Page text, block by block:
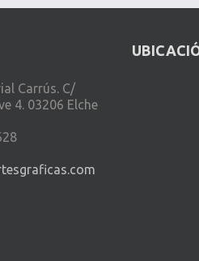
Carrús. C/
4. 03206 Elche